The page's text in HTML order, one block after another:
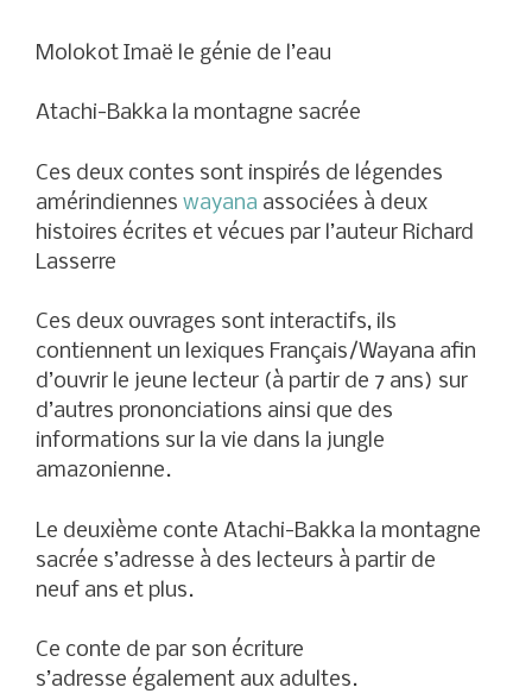
Molokot Imaë le génie de l’eau
Atachi-Bakka la montagne sacrée
Ces deux contes sont inspirés de légendes
amérindiennes wayana associées à deux
histoires écrites et vécues par l’auteur Richard
Lasserre
Ces deux ouvrages sont interactifs, ils
contiennent un lexiques Français/Wayana afin
d’ouvrir le jeune lecteur (à partir de 7 ans) sur
d’autres prononciations ainsi que des
informations sur la vie dans la jungle
amazonienne.
Le deuxième conte Atachi-Bakka la montagne
sacrée s’adresse à des lecteurs à partir de
neuf ans et plus.
Ce conte de par son écriture
s’adresse également aux adultes.